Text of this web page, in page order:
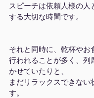
スピーチは依頼人様の人
する大切な時間です。
それと同時に、乾杯やお
行われることが多く、列
かせていたりと、
まだリラックスできない
す。